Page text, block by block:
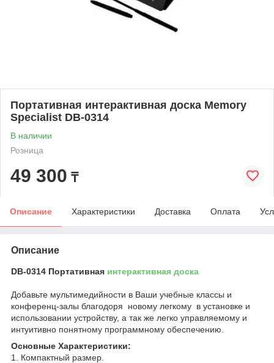
Портативная интерактивная доска Memory
Specialist DB-0314
В наличии
Розница
49 300 ₸
Описание Характеристики Доставка Оплата
Описание
DB-0314 Портативная интерактивная доска
Добавьте мультимедийности в Ваши учебные классы и
конференц-залы благодоря новому легкому в установке и
использовании устройству, а так же легко управляемому и
интуитивно понятному программному обеспечению.
Основные Характеристики:
1. Компактный размер.